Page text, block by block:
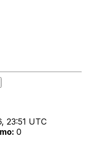
23:51 UTC
: 0